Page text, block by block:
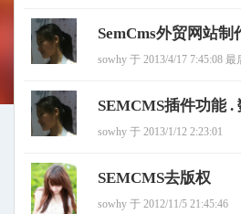
SemCms外贸网站
sowhy 于 2013/4/17 7:45:08 最
SEMCMS插件功能 .
sowhy 于 2013/1/12 2:23:01
SEMCMS去版权
sowhy 于 2012/11/5 21:45:46